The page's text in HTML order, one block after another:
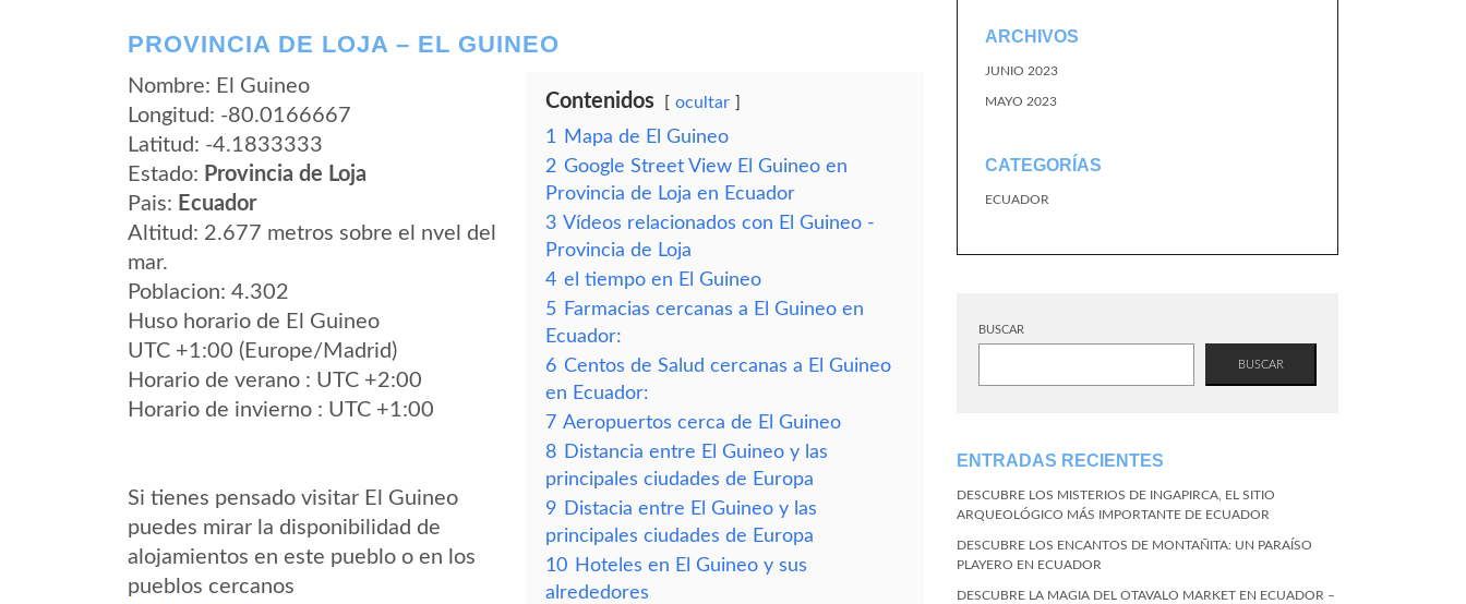
PROVINCIA DE LOJA – EL GUINEO
Nombre: El Guineo
Longitud: -80.0166667
Latitud: -4.1833333
Estado: Provincia de Loja
Pais: Ecuador
Altitud: 2.677 metros sobre el nvel del
mar.
Poblacion: 4.302
Huso horario de El Guineo
UTC +1:00 (Europe/Madrid)
Horario de verano : UTC +2:00
Horario de invierno : UTC +1:00
Si tienes pensado visitar El Guineo
puedes mirar la disponibilidad de
alojamientos en este pueblo o en los
pueblos cercanos
Contenidos ocultar
1
Mapa de El Guineo
2 Google Street View El Guineo en
Provincia de Loja en Ecuador
3 Vídeos relacionados con El Guineo -
Provincia de Loja
4 el tiempo en El Guineo
5 Farmacias cercanas a El Guineo en
Ecuador:
6 Centos de Salud cercanas a El Guineo
en Ecuador:
7 Aeropuertos cerca de El Guineo
8 Distancia entre El Guineo y las
principales ciudades de Europa
9 Distacia entre El Guineo y las
principales ciudades de Europa
10 Hoteles en El Guineo y sus
alrededores
ARCHIVOS
JUNIO 2023
MAYO 2023
CATEGORÍAS
ECUADOR
BUSCAR
BUSCAR
ENTRADAS RECIENTES
DESCUBRE LOS MISTERIOS DE INGAPIRCA, EL SITIO
ARQUEOLÓGICO MÁS IMPORTANTE DE ECUADOR
DESCUBRE LOS ENCANTOS DE MONTAÑITA: UN PARAÍSO
PLAYERO EN ECUADOR
DESCUBRE LA MAGIA DEL OTAVALO MARKET EN ECUADOR –